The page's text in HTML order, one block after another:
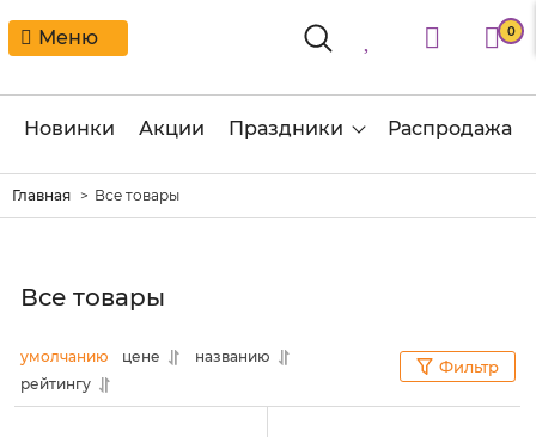
Меню 0
Новинки Акции Праздники Распродажа
Главная Все товары
Все товары
умолчанию цене
названию
рейтингу
Фильтр